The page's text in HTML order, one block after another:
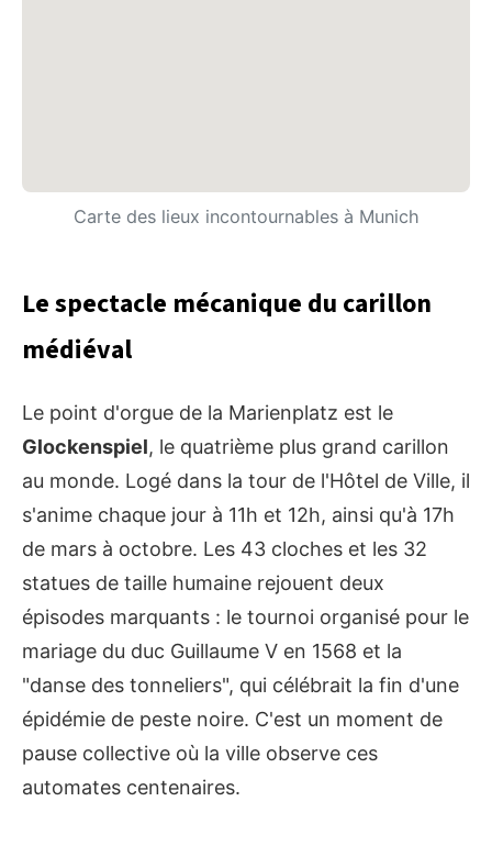
Carte des lieux incontournables à Munich
Le spectacle mécanique du carillon
médiéval
Le point d'orgue de la Marienplatz est le
Glockenspiel, le quatrième plus grand carillon
au monde. Logé dans la tour de l'Hôtel de Ville, il
s'anime chaque jour à 11h et 12h, ainsi qu'à 17h
de mars à octobre. Les 43 cloches et les 32
statues de taille humaine rejouent deux
épisodes marquants : le tournoi organisé pour le
mariage du duc Guillaume V en 1568 et la
"danse des tonneliers", qui célébrait la fin d'une
épidémie de peste noire. C'est un moment de
pause collective où la ville observe ces
automates centenaires.